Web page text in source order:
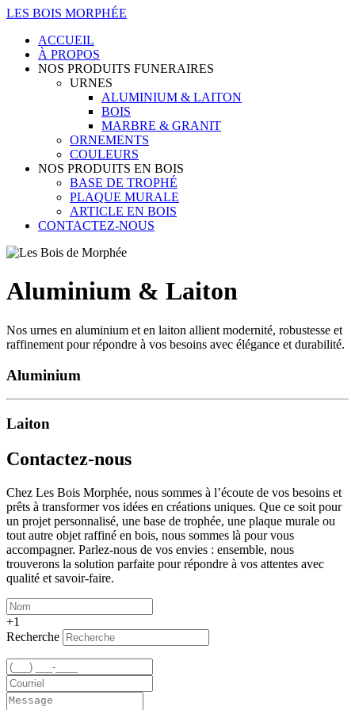
LES BOIS MORPHÉE
ACCUEIL
À PROPOS
NOS PRODUITS FUNERAIRES
URNES
ALUMINIUM & LAITON
BOIS
MARBRE & GRANIT
ORNEMENTS
COULEURS
NOS PRODUITS EN BOIS
BASE DE TROPHÉ
PLAQUE MURALE
ARTICLE EN BOIS
CONTACTEZ-NOUS
Aluminium & Laiton
Nos urnes en aluminium et en laiton allient modernité, robustesse et
raffinement pour répondre à vos besoins avec élégance et durabilité.
Aluminium
Laiton
Contactez-nous
Chez Les Bois Morphée, nous sommes à l’écoute de vos besoins et
prêts à transformer vos idées en créations uniques. Que ce soit pour
un projet personnalisé, une base de trophée, une plaque murale ou
tout autre objet raffiné en bois, nous sommes là pour vous
accompagner. Parlez-nous de vos envies : ensemble, nous
trouverons la solution parfaite pour répondre à vos attentes avec
qualité et savoir-faire.
+1
Recherche